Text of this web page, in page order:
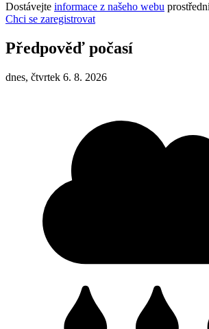
Dostávejte informace z našeho webu
Chci se zaregistrovat
Předpověď počasí
dnes, čtvrtek 6. 8. 2026